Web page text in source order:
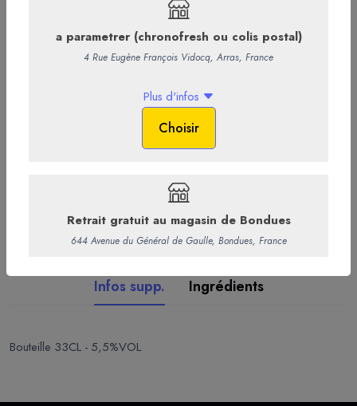
3,40 €/ Bouteille
+ Ajouter au panier
Infos supp. Ingrédients
Bouteille 33CL - 5,5%VOL